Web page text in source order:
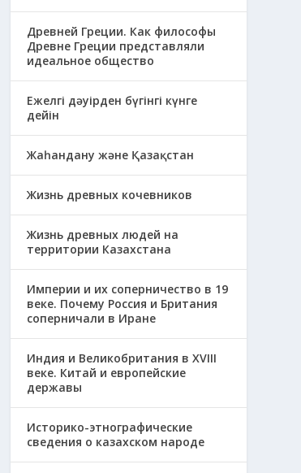
Древней Греции. Как философы
Древне Греции представляли
идеальное общество
Ежелгі дәуірден бүгінгі күнге
дейін
Жаһандану және Қазақстан
Жизнь древных кочевников
Жизнь древных людей на
территории Казахстана
Империи и их соперничество в 19
веке. Почему Россия и Британия
соперничали в Иране
Индия и Великобритания в XVIII
веке. Китай и европейские
державы
Историко-этнографические
сведения о казахском народе